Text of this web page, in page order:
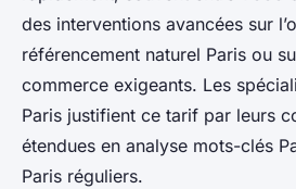
des interventions avancées sur
référencement naturel Paris ou
commerce exigeants. Les
Paris justifient ce tarif par leurs
étendues en analyse mots-clés
Paris réguliers.